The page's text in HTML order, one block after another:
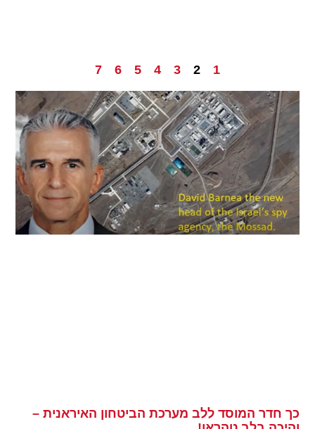
1
2
3
4
5
6
7
כך חדר המוסד ללב מערכת הביטחון האיראנית –